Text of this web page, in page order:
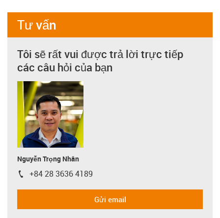
Tư vấn
Tôi sẽ rất vui được trả lời trực tiếp
các câu hỏi của bạn
Nguyễn Trọng Nhân
igus-icon-phone
+84 28 3636 4189
Gửi email